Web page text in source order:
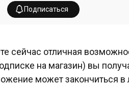
Подписаться
сейчас отличная
на магазин) вы
может закончиться в